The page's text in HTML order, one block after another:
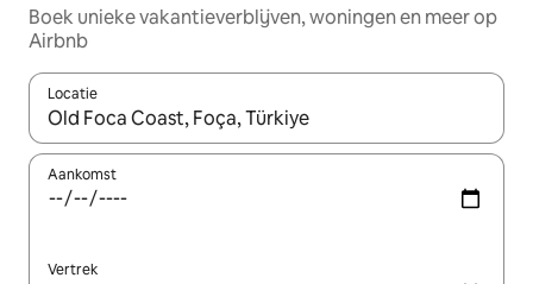
Boek unieke vakantieverblijven, woningen en meer op
Airbnb
Locatie
Wanneer er suggesties beschikbaar zijn, maak je een keuze
Aankomst
Vertrek